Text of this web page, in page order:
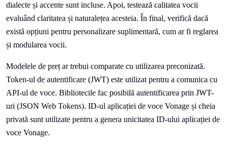
dialecte și accente sunt incluse. Apoi, testează calitatea vocii
evaluând claritatea și naturalețea acesteia. În final, verifică dacă
există opțiuni pentru personalizare suplimentară, cum ar fi reglarea
și modularea vocii.
Modelele de preț ar trebui comparate cu utilizarea preconizată.
Token-ul de autentificare (JWT) este utilizat pentru a comunica cu
API-ul de voce. Bibliotecile fac posibilă autentificarea prin JWT-
uri (JSON Web Tokens). ID-ul aplicației de voce Vonage și cheia
privată sunt utilizate pentru a genera unicitatea ID-ului aplicației de
voce Vonage.